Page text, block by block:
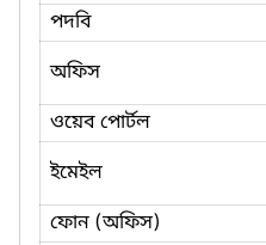
পদবি
অফিস
ওয়েব পোর্টল
ইমেইল
ফোন (অফিস)